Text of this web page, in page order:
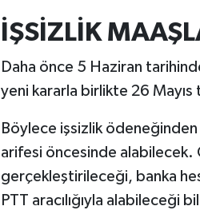
İŞSİZLİK
Daha önce 5 Haziran
yeni kararla birlikte 26 Mayıs
Böylece işsizlik
arifesi öncesinde alabilecek.
gerçekleştirileceği, banka
PTT aracılığıyla alabileceği